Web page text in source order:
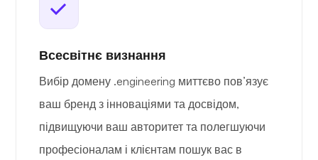
Всесвітнє визнання
Вибір домену .engineering миттєво пов’язує
ваш бренд з інноваціями та досвідом,
підвищуючи ваш авторитет та полегшуючи
професіоналам і клієнтам пошук вас в